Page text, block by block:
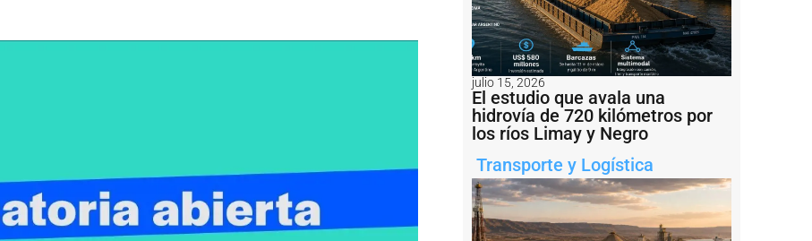
julio 15, 2026
El estudio que avala una
hidrovía de 720 kilómetros por
los ríos Limay y Negro
Transporte y Logística